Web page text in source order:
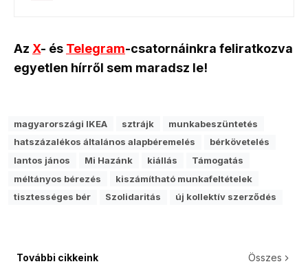
Az X- és Telegram-csatornáinkra feliratkozva
egyetlen hírről sem maradsz le!
magyarországi IKEA sztrájk
munkabeszüntetés
hatszázalékos általános alapbéremelés
bérkövetelés
lantos jános
Mi Hazánk kiállás
Támogatás
méltányos bérezés
kiszámítható munkafeltételek
tisztességes bér
Szolidaritás új kollektív szerződés
További cikkeink Összes